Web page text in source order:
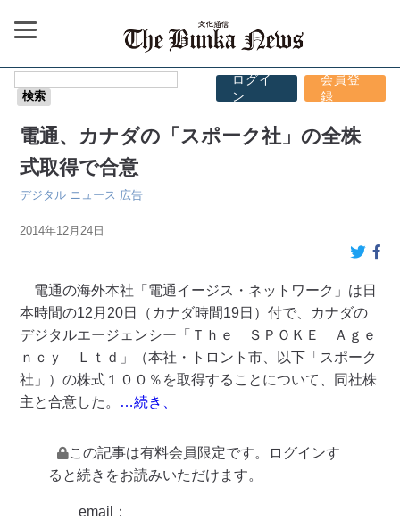
ログイ
ン
会員登
録
電通、カナダの「スポーク社」の全株
式取得で合意
デジタル ニュース 広告
｜
2014年12月24日
電通の海外本社「電通イージス・ネットワーク」は日
本時間の12月20日（カナダ時間19日）付で、カナダの
デジタルエージェンシー「Ｔｈｅ ＳＰＯＫＥ Ａｇｅ
ｎｃｙ Ｌｔｄ」（本社・トロント市、以下「スポーク
社」）の株式１００％を取得することについて、同社株
主と合意した。 …続き、
この記事は有料会員限定です。ログインす
ると続きをお読みいただけます。
email：